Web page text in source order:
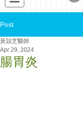
Post
腸胃炎
黃頴芝醫師
Apr 29, 2024